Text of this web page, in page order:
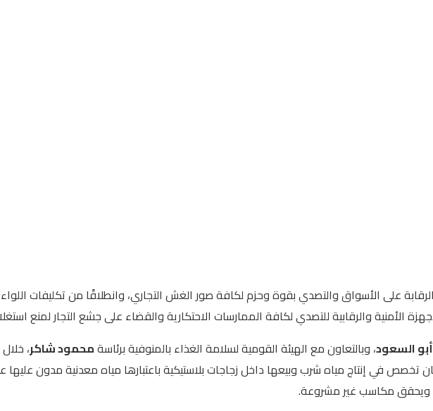
على الأسواق والتصدي بقوة وحزم لكافة صور الغش التجاري، وانطلاقًا من تكليفات
الأمنية والرقابية للتصدي لكافة الممارسات الاحتكارية والقضاء على جشع التجار لمنع
السعود، وبالتعاون مع الهيئة القومية لسلامة الغذاء بالمنوفية برئاسةمحمود شاكر،
تخصص في إنتاج مياه شرب وبيعها داخل زجاجات بلاستيكية باعتبارها مياه معدنية مدون
ويحقق مكاسب غير مشروعة.